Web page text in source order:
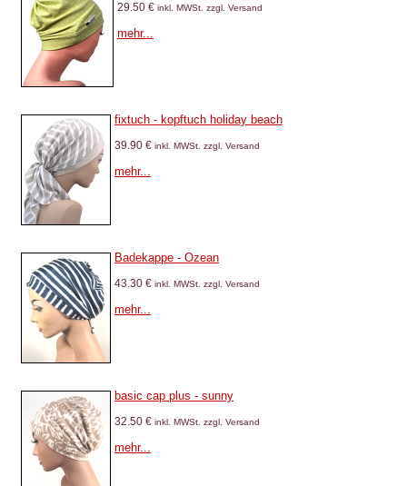
29.50 € inkl. MWSt. zzgl. Versand
mehr...
fixtuch - kopftuch holiday beach
39.90 € inkl. MWSt. zzgl. Versand
mehr...
Badekappe - Ozean
43.30 € inkl. MWSt. zzgl. Versand
mehr...
basic cap plus - sunny
32.50 € inkl. MWSt. zzgl. Versand
mehr...